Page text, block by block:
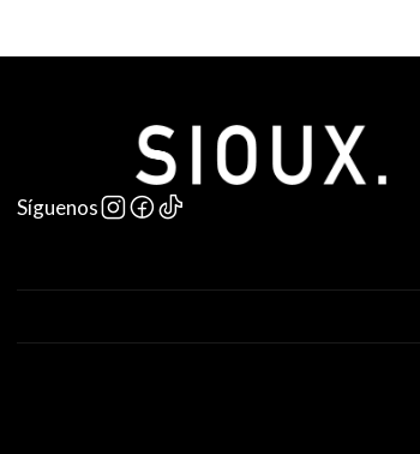
Síguenos